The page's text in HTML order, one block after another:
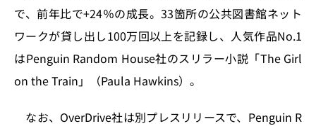
で、前年比で+24％の成長。33箇所の公共図書館ネット
ワークが貸し出し100万回以上を記録し、人気作品No.1
はPenguin Random House社のスリラー小説「The Girl
on the Train」（Paula Hawkins）。
なお、OverDrive社は別プレスリリースで、Penguin R